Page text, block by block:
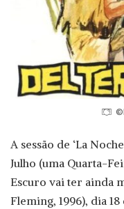
A sessão de ‘La
Julho (uma Quarta-
Escuro vai ter ainda
Fleming, 1996), dia